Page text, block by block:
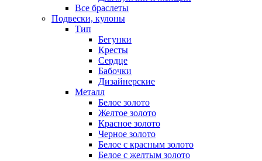
Все браслеты
Подвески, кулоны
Тип
Бегунки
Кресты
Сердце
Бабочки
Дизайнерские
Металл
Белое золото
Желтое золото
Красное золото
Черное золото
Белое с красным золото
Белое с желтым золото